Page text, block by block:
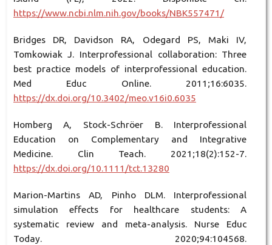
https://www.ncbi.nlm.nih.gov/books/NBK557471/
Bridges DR, Davidson RA, Odegard PS, Maki IV,
Tomkowiak J. Interprofessional collaboration: Three
best practice models of interprofessional education.
Med Educ Online. 2011;16:6035.
https://dx.doi.org/10.3402/meo.v16i0.6035
Homberg A, Stock-Schröer B. Interprofessional
Education on Complementary and Integrative
Medicine. Clin Teach. 2021;18(2):152-7.
https://dx.doi.org/10.1111/tct.13280
Marion-Martins AD, Pinho DLM. Interprofessional
simulation effects for healthcare students: A
systematic review and meta-analysis. Nurse Educ
Today. 2020;94:104568.